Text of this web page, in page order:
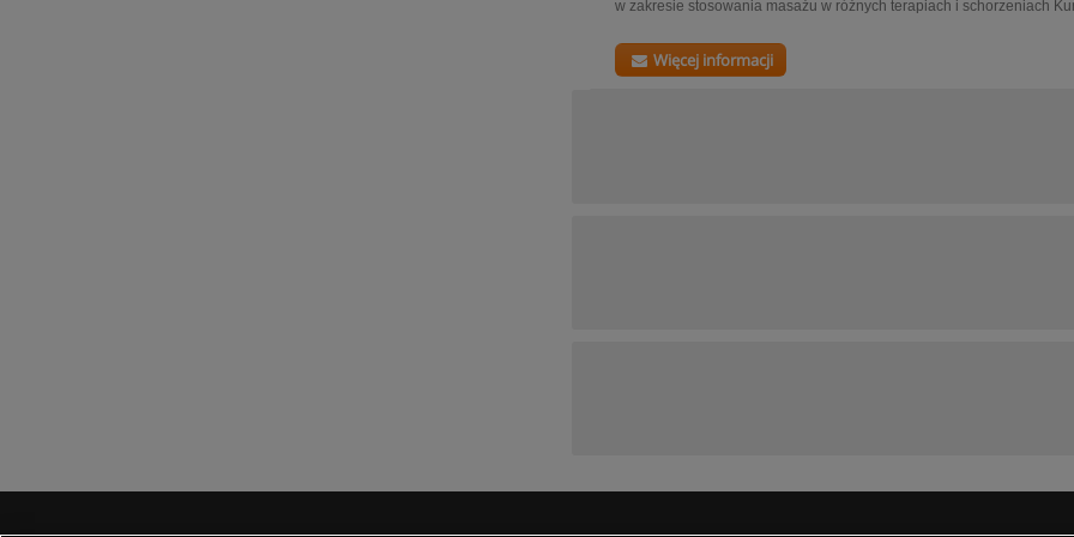
w zakresie stosowania masażu w różnych terapiach i schorzeniach
Więcej informacji